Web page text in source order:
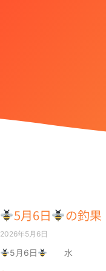
5月6日 の釣
2026年5月6日
5月6日 水